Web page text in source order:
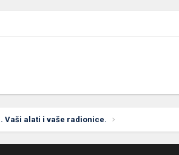
Vaši alati i vaše radionice.